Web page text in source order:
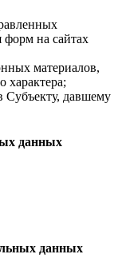
форм на сайтах
материалов,
характера;
Субъекту, давшему
данных
данных